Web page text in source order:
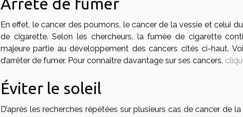
Arrêté de fumer
En effet, le cancer des poumons, le cancer de la vessie et celui
de cigarette. Selon les chercheurs, la fumée de cigarette
majeure partie au développement des cancers cités ci-haut.
d’arrêter de fumer. Pour connaître davantage sur ses cancers,
Éviter le soleil
D’après les recherches répétées sur plusieurs cas de cancer de